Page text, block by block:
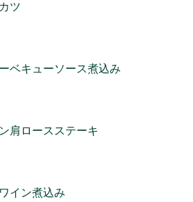
カツ
ベキューソース煮込み
肩ロースステーキ
イン煮込み